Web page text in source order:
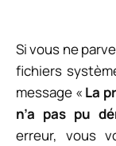
Si vous ne
fichiers
message « La
n’a pas pu
erreur, vous